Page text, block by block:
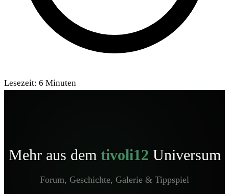
Lesezeit: 6 Minuten
Mehr aus dem tivoli12 Universum
Forum, Geschichte, Galerie & Tippspiel